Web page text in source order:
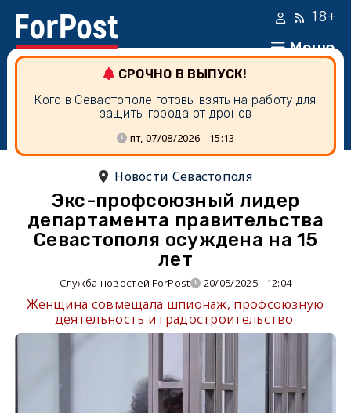
Меню
18+
СРОЧНО В ВЫПУСК!
Кого в Севастополе готовы взять на работу для
защиты города от дронов
пт, 07/08/2026 - 15:13
Новости Севастополя
Экс-профсоюзный лидер
департамента правительства
Севастополя осуждена на 15
лет
Служба новостей ForPost 20/05/2025 - 12:04
Женщина совмещала шпионаж, профсоюзную
деятельность и градостроительство.